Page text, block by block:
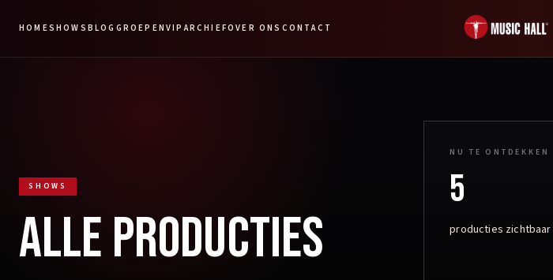
HOMESHOWS BLOG GROEPENVIPARCHIEFOVER ONS CONTACT
SHOWS
ALLE PRODUCTIES
NU TE ONTDEKKEN
5
producties zichtbaar